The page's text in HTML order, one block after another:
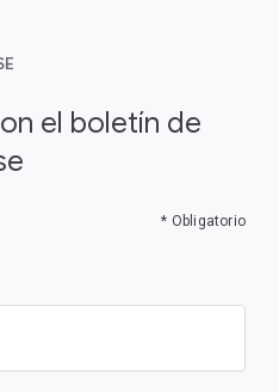
el boletín de
* Obligatorio